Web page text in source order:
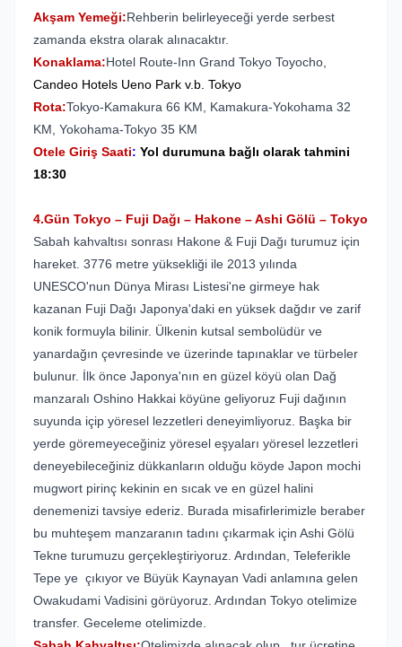
Akşam Yemeği:Rehberin belirleyeceği yerde serbest
zamanda ekstra olarak alınacaktır.
Konaklama:Hotel Route-Inn Grand Tokyo Toyocho,
Candeo Hotels Ueno Park v.b. Tokyo
Rota:Tokyo-Kamakura 66 KM, Kamakura-Yokohama 32
KM, Yokohama-Tokyo 35 KM
Otele Giriş Saati: Yol durumuna bağlı olarak tahmini
18:30
4.Gün Tokyo – Fuji Dağı – Hakone – Ashi Gölü – Tokyo
Sabah kahvaltısı sonrası Hakone & Fuji Dağı turumuz için
hareket. 3776 metre yüksekliği ile 2013 yılında
UNESCO'nun Dünya Mirası Listesi'ne girmeye hak
kazanan Fuji Dağı Japonya'daki en yüksek dağdır ve zarif
konik formuyla bilinir. Ülkenin kutsal sembolüdür ve
yanardağın çevresinde ve üzerinde tapınaklar ve türbeler
bulunur. İlk önce Japonya'nın en güzel köyü olan Dağ
manzaralı Oshino Hakkai köyüne geliyoruz Fuji dağının
suyunda içip yöresel lezzetleri deneyimliyoruz. Başka bir
yerde göremeyeceğiniz yöresel eşyaları yöresel lezzetleri
deneyebileceğiniz dükkanların olduğu köyde Japon mochi
mugwort pirinç kekinin en sıcak ve en güzel halini
denemenizi tavsiye ederiz. Burada misafirlerimizle beraber
bu muhteşem manzaranın tadını çıkarmak için Ashi Gölü
Tekne turumuzu gerçekleştiriyoruz. Ardından, Teleferikle
Tepe ye çıkıyor ve Büyük Kaynayan Vadi anlamına gelen
Owakudami Vadisini görüyoruz. Ardından Tokyo otelimize
transfer. Geceleme otelimizde.